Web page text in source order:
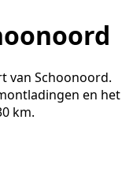
van Schoonoord.
en het
km.